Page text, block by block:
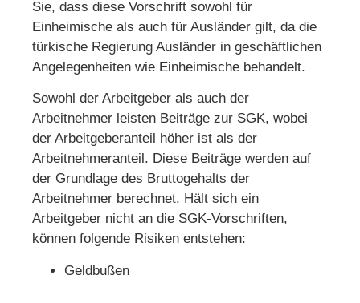
Sie, dass diese Vorschrift sowohl für
Einheimische als auch für Ausländer gilt, da die
türkische Regierung Ausländer in geschäftlichen
Angelegenheiten wie Einheimische behandelt.
Sowohl der Arbeitgeber als auch der
Arbeitnehmer leisten Beiträge zur SGK, wobei
der Arbeitgeberanteil höher ist als der
Arbeitnehmeranteil. Diese Beiträge werden auf
der Grundlage des Bruttogehalts der
Arbeitnehmer berechnet. Hält sich ein
Arbeitgeber nicht an die SGK-Vorschriften,
können folgende Risiken entstehen:
Geldbußen